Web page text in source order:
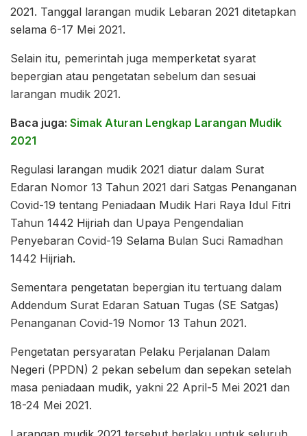
2021. Tanggal larangan mudik Lebaran 2021 ditetapkan
selama 6-17 Mei 2021.
Selain itu, pemerintah juga memperketat syarat
bepergian atau pengetatan sebelum dan sesuai
larangan mudik 2021.
Baca juga: Simak Aturan Lengkap Larangan Mudik
2021
Regulasi larangan mudik 2021 diatur dalam Surat
Edaran Nomor 13 Tahun 2021 dari Satgas Penanganan
Covid-19 tentang Peniadaan Mudik Hari Raya Idul Fitri
Tahun 1442 Hijriah dan Upaya Pengendalian
Penyebaran Covid-19 Selama Bulan Suci Ramadhan
1442 Hijriah.
Sementara pengetatan bepergian itu tertuang dalam
Addendum Surat Edaran Satuan Tugas (SE Satgas)
Penanganan Covid-19 Nomor 13 Tahun 2021.
Pengetatan persyaratan Pelaku Perjalanan Dalam
Negeri (PPDN) 2 pekan sebelum dan sepekan setelah
masa peniadaan mudik, yakni 22 April-5 Mei 2021 dan
18-24 Mei 2021.